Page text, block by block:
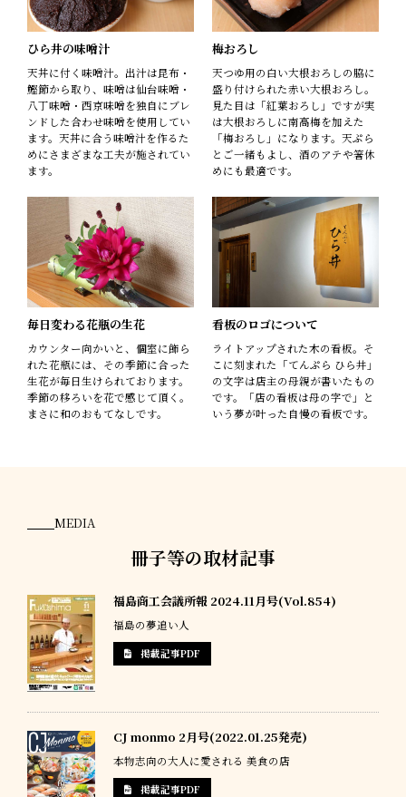
ひら井の味噌汁
天丼に付く味噌汁。出汁は昆布・
鰹節から取り、味噌は仙台味噌・
八丁味噌・西京味噌を独自にブレ
ンドした合わせ味噌を使用してい
ます。天丼に合う味噌汁を作るた
めにさまざまな工夫が施されてい
ます。
梅おろし
天つゆ用の白い大根おろしの脇に
盛り付けられた赤い大根おろし。
見た目は「紅葉おろし」ですが実
は大根おろしに南高梅を加えた
「梅おろし」になります。天ぷら
とご一緒もよし、酒のアテや箸休
めにも最適です。
毎日変わる花瓶の生花
カウンター向かいと、個室に飾ら
れた花瓶には、その季節に合った
生花が毎日生けられております。
季節の移ろいを花で感じて頂く。
まさに和のおもてなしです。
看板のロゴについて
ライトアップされた木の看板。そ
こに刻まれた「てんぷら ひら井」
の文字は店主の母親が書いたもの
です。「店の看板は母の字で」と
いう夢が叶った自慢の看板です。
MEDIA
冊子等の取材記事
福島商工会議所報 2024.11月号(Vol.854)
福島の夢追い人
掲載記事PDF
CJ monmo 2月号(2022.01.25発売)
本物志向の大人に愛される 美食の店
掲載記事PDF